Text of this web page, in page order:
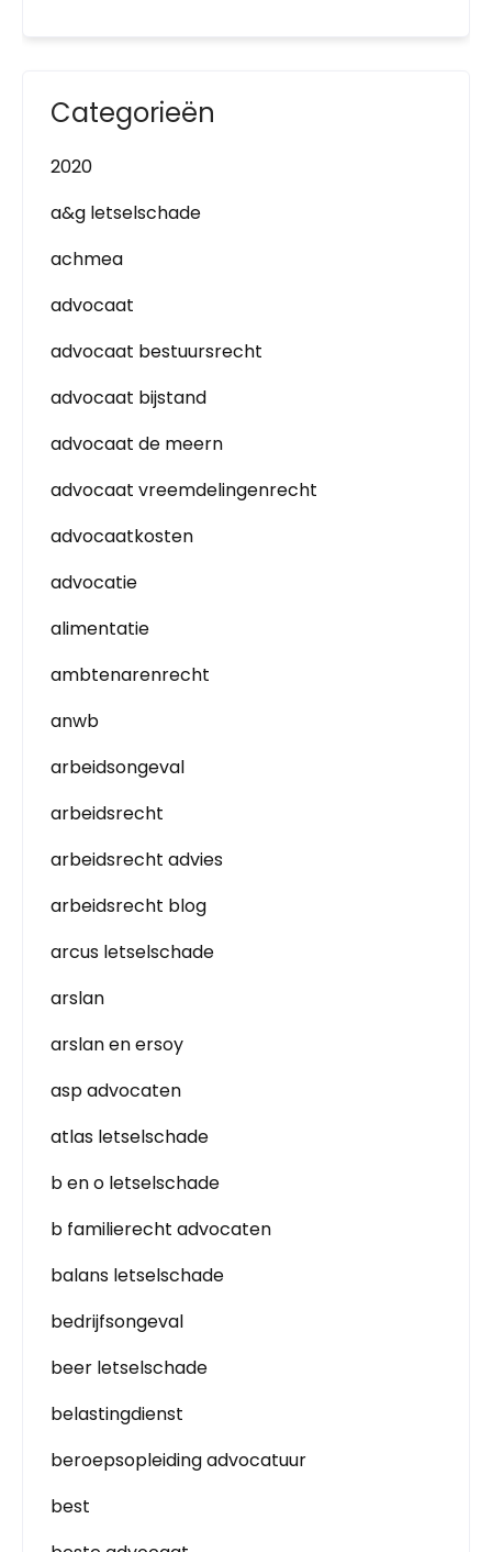
Categorieën
2020
a&g letselschade
achmea
advocaat
advocaat bestuursrecht
advocaat bijstand
advocaat de meern
advocaat vreemdelingenrecht
advocaatkosten
advocatie
alimentatie
ambtenarenrecht
anwb
arbeidsongeval
arbeidsrecht
arbeidsrecht advies
arbeidsrecht blog
arcus letselschade
arslan
arslan en ersoy
asp advocaten
atlas letselschade
b en o letselschade
b familierecht advocaten
balans letselschade
bedrijfsongeval
beer letselschade
belastingdienst
beroepsopleiding advocatuur
best